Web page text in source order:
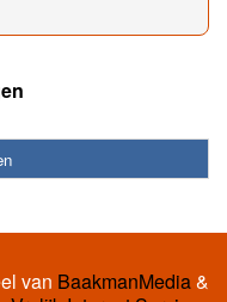
van BaakmanMedia&